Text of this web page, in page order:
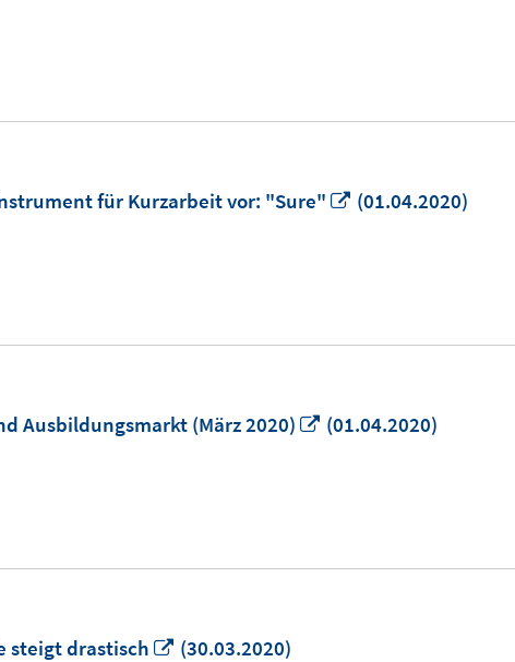
für Kurzarbeit vor: "Sure"
In
(01.04.2020)
Ausbildungsmarkt (März 2020)
In
(01.04.2020)
steigt drastisch
In
(30.03.2020)